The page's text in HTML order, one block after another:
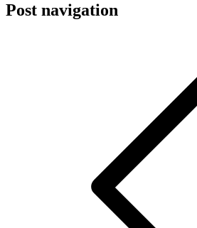
Post navigation